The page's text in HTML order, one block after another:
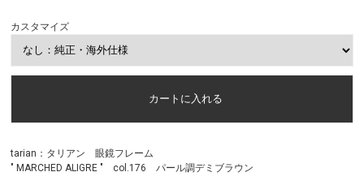
カスタマイズ
tarian：タリアン 眼鏡フレーム
" MARCHED ALIGRE " col.176 パール調デミブラウン